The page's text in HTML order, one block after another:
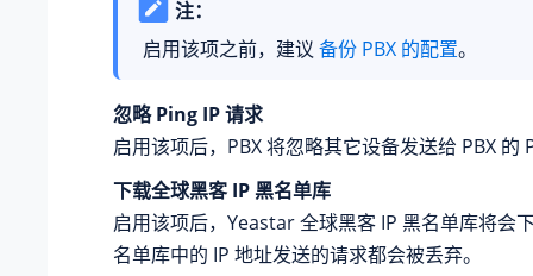
注：
启用该项之前，建议 备份 PBX 的配置。
忽略 Ping IP 请求
启用该项后，PBX 将忽略其它设备发送给 PBX 的
下载全球黑客 IP 黑名单库
启用该项后， Yeastar全球黑客 IP 黑名单库将会
名单库中的 IP 地址发送的请求都会被丢弃。